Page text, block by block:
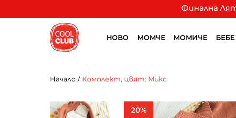
Финална
НОВО МОМЧЕ МОМИЧЕ
Начало / Комплект, цвят: Микс
20%